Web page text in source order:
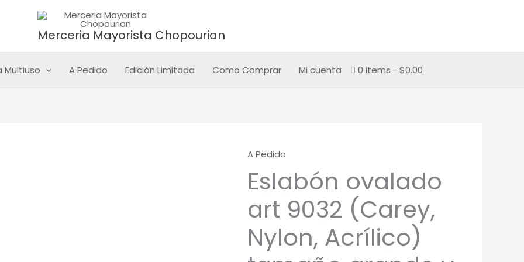
Merceria Mayorista Chopourian
Multiuso A Pedido Edición Limitada Como Comprar Mi cuenta 0 items $0.00
A Pedido
Eslabón ovalado
art 9032 (Carey,
Nylon, Acrílico)